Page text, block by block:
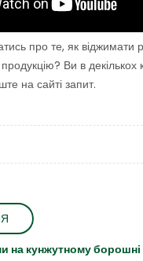
про те, як
Ви в декількох
на сайті запит.
на кунжутному борошні